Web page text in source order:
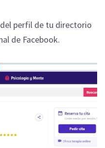
perfil de tu directorio
de Facebook.